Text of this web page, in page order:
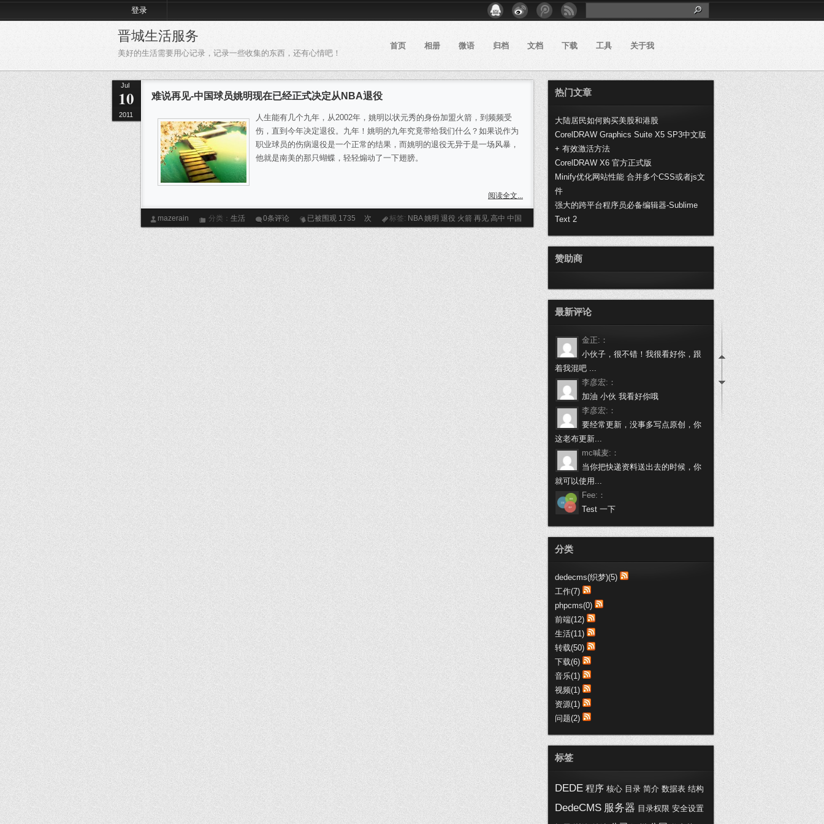
登录
晋城生活服务
美好的生活需要用心记录，记录一些收集的东西，还有心情吧！
首页 相册 微语 归档 文档 下载 工具 关于我
Jul
10
2011
难说再见-中国球员姚明现在已经正式决定从NBA退役
人生能有几个九年，从2002年，姚明以状元秀的身份加盟火箭，到频频受
伤，直到今年决定退役。九年！姚明的九年究竟带给我们什么？如果说作为
职业球员的伤病退役是一个正常的结果，而姚明的退役无异于是一场风暴，
他就是南美的那只蝴蝶，轻轻煽动了一下翅膀。
阅读全文...
mazerain 分类： 生活 0条评论 已被围观 1735 次 标签: NBA 姚明 退役 火箭 再见 高中 中国
McGrady
热门文章
大陆居民如何购买美股和港股
CorelDRAW Graphics Suite X5 SP3中文版
+ 有效激活方法
CorelDRAW X6 官方正式版
Minify优化网站性能 合并多个CSS或者js文
件
强大的跨平台程序员必备编辑器-Sublime
Text 2
赞助商
最新评论
金正:：
小伙子，很不错！我很看好你，跟
着我混吧 ...
李彦宏:：
加油 小伙 我看好你哦
李彦宏:：
要经常更新，没事多写点原创，你
这老布更新...
mc喊麦:：
当你把快递资料送出去的时候，你
就可以使用...
Fee:：
Test 一下
做个程序员挺不容易的，身有体会
趣购网:：
这些代码真心不错，收藏了哦
黑喵客:：
不错不错，都是医疗行业-SEM干货
呀，加...
浦西vip:：
交换链接，您的博客写的不错。
分类
dedecms(织梦)(5)
工作(7)
phpcms(0)
前端(12)
生活(11)
转载(50)
下载(6)
音乐(1)
视频(1)
资源(1)
问题(2)
标签
DEDE 程序 核心 目录 简介 数据表 结构
DedeCMS 服务器 目录权限 安全设置